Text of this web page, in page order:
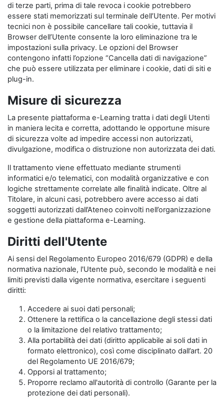
di terze parti, prima di tale revoca i cookie potrebbero
essere stati memorizzati sul terminale dell’Utente. Per motivi
tecnici non è possibile cancellare tali cookie, tuttavia il
Browser dell’Utente consente la loro eliminazione tra le
impostazioni sulla privacy. Le opzioni del Browser
contengono infatti l’opzione “Cancella dati di navigazione”
che può essere utilizzata per eliminare i cookie, dati di siti e
plug-in.
Misure di sicurezza
La presente piattaforma e-Learning tratta i dati degli Utenti
in maniera lecita e corretta, adottando le opportune misure
di sicurezza volte ad impedire accessi non autorizzati,
divulgazione, modifica o distruzione non autorizzata dei dati.
Il trattamento viene effettuato mediante strumenti
informatici e/o telematici, con modalità organizzative e con
logiche strettamente correlate alle finalità indicate. Oltre al
Titolare, in alcuni casi, potrebbero avere accesso ai dati
soggetti autorizzati dall’Ateneo coinvolti nell’organizzazione
e gestione della piattaforma e-Learning.
Diritti dell'Utente
Ai sensi del Regolamento Europeo 2016/679 (GDPR) e della
normativa nazionale, l'Utente può, secondo le modalità e nei
limiti previsti dalla vigente normativa, esercitare i seguenti
diritti:
Accedere ai suoi dati personali;
Ottenere la rettifica o la cancellazione degli stessi dati
o la limitazione del relativo trattamento;
Alla portabilità dei dati (diritto applicabile ai soli dati in
formato elettronico), così come disciplinato dall’art. 20
del Regolamento UE 2016/679;
Opporsi al trattamento;
Proporre reclamo all'autorità di controllo (Garante per la
protezione dei dati personali).